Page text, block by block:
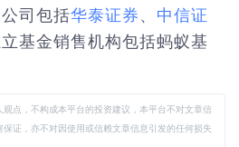
司包括华泰证券、 中信证
基金销售机构包括蚂蚁基
点，不构成本平台的投资建议，本平台不对文章信
证，亦不对因使用或信赖文章信息引发的任何损失